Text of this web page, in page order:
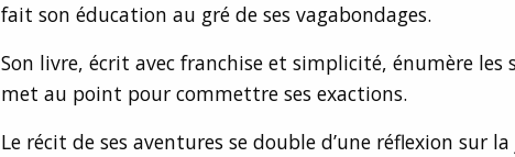
fait son éducation au gré de ses vagabondages.
Son livre, écrit avec franchise et simplicité, énumère les
met au point pour commettre ses exactions.
Le récit de ses aventures se double d’une réflexion sur